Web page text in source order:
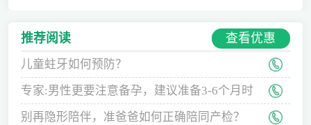
推荐阅读 查看优惠
儿童蛀牙如何预防？
专家:男性更要注意备孕，建议准备3-6个月时
间
别再隐形陪伴，准爸爸如何正确陪同产检？